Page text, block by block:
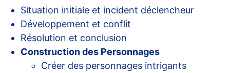
Situation initiale et incident déclencheur
Développement et conflit
Résolution et conclusion
Construction des Personnages
Créer des personnages intrigants